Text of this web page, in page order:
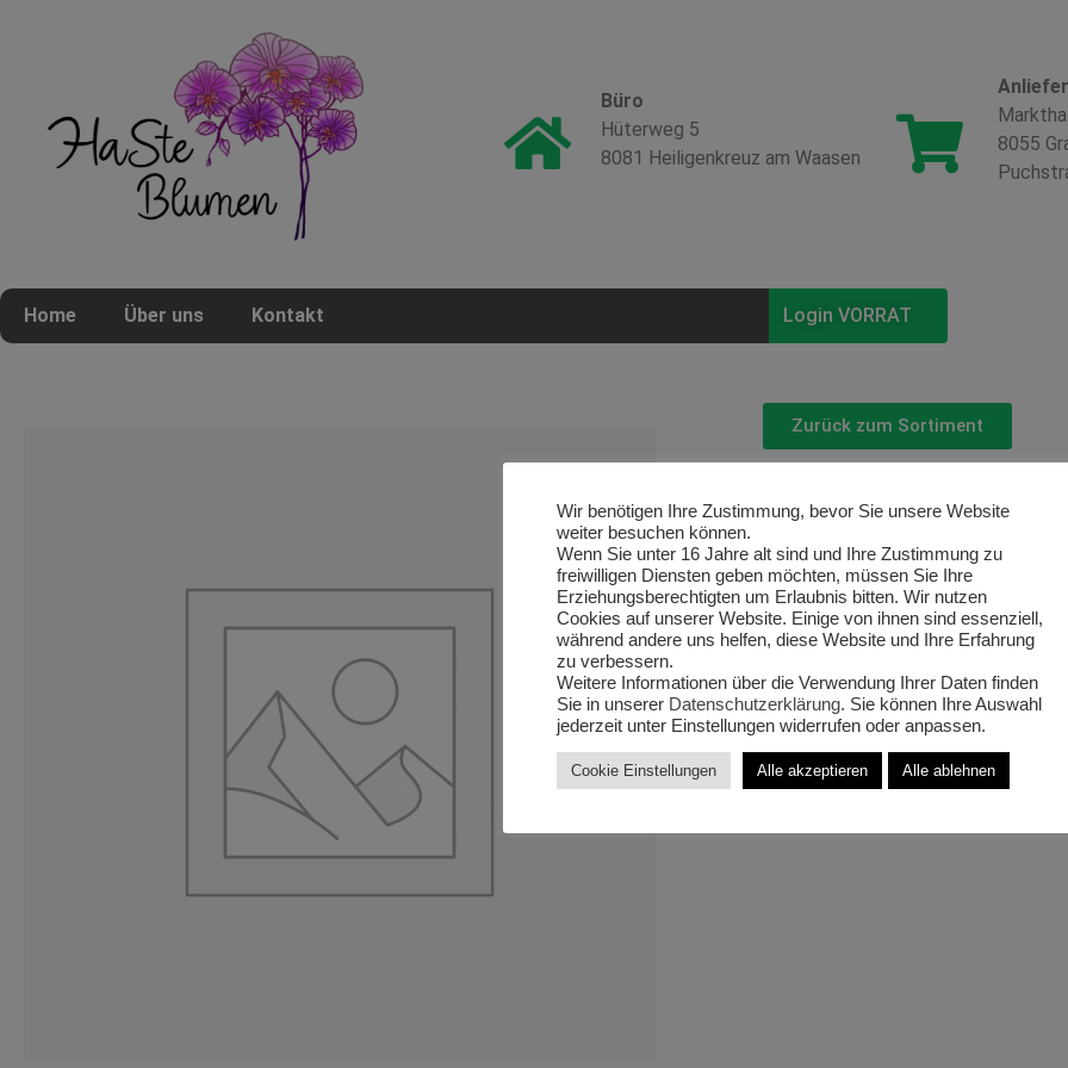
Büro
Hüterweg 5
8081 Heiligenkreuz am Waasen
8055
Home Über uns Kontakt Login VORRAT
Zurück zum Sortiment
Anthurium
‚Aktion‘
X10
€4,50
Wir benötigen Ihre Zustimmung, bevor Sie unsere Website
weiter besuchen können.
Wenn Sie unter 16 Jahre alt sind und Ihre Zustimmung zu
freiwilligen Diensten geben möchten, müssen Sie Ihre
Erziehungsberechtigten um Erlaubnis bitten. Wir nutzen
Cookies auf unserer Website. Einige von ihnen sind essenziell,
während andere uns helfen, diese Website und Ihre Erfahrung
zu verbessern.
Weitere Informationen über die Verwendung Ihrer Daten finden
Sie in unserer Datenschutzerklärung. Sie können Ihre Auswahl
jederzeit unter Einstellungen widerrufen oder anpassen.
Cookie Einstellungen Alle akzeptieren Alle ablehnen